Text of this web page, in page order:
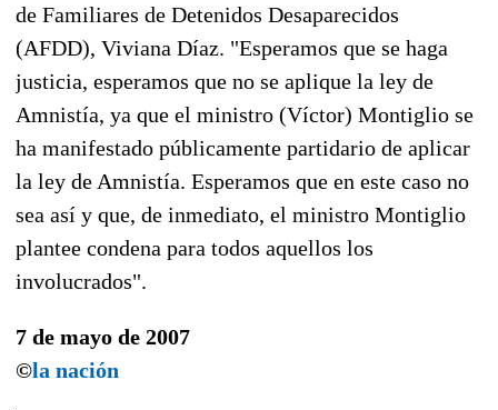
de Familiares de Detenidos Desaparecidos
(AFDD), Viviana Díaz. "Esperamos que se haga
justicia, esperamos que no se aplique la ley de
Amnistía, ya que el ministro (Víctor) Montiglio se
ha manifestado públicamente partidario de aplicar
la ley de Amnistía. Esperamos que en este caso no
sea así y que, de inmediato, el ministro Montiglio
plantee condena para todos aquellos los
involucrados".
7 de mayo de 2007
©la nación